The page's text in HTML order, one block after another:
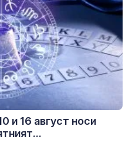
и 16 август носи